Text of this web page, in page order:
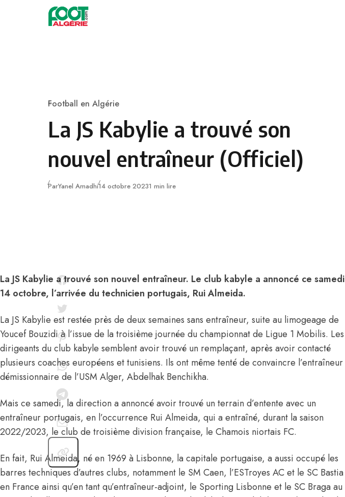
Skip to content
Category
Football en Algérie
La JS Kabylie a trouvé son
nouvel entraîneur (Officiel)
ParYanel AmadhiPublié
14 octobre 20231 min lire
La JS Kabylie a trouvé son nouvel entraîneur. Le club kabyle a annoncé ce samedi
14 octobre, l’arrivée du technicien portugais, Rui Almeida.
La JS Kabylie est restée près de deux semaines sans entraîneur, suite au limogeage de
Youcef Bouzidi à l’issue de la troisième journée du championnat de Ligue 1 Mobilis. Les
dirigeants du club kabyle semblent avoir trouvé un remplaçant, après avoir contacté
plusieurs coaches européens et tunisiens. Ils ont même tenté de convaincre l’entraîneur
démissionnaire de l’USM Alger, Abdelhak Benchikha.
Mais ce samedi, la direction a annoncé avoir trouvé un terrain d’entente avec un
entraîneur portugais, en l’occurrence Rui Almeida, qui a entraîné, durant la saison
2022/2023, le club de troisième division française, le Chamois niortais FC.
En fait, Rui Almeida, né en 1969 à Lisbonne, la capitale portugaise, a aussi occupé les
barres techniques d’autres clubs, notamment le SM Caen, l’ESTroyes AC et le SC Bastia
en France ainsi qu’en tant qu’entraîneur-adjoint, le Sporting Lisbonne et le SC Braga au